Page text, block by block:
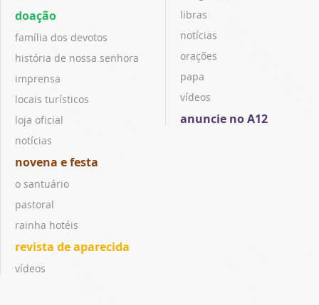
doação
família dos devotos
história de nossa senhora
imprensa
locais turísticos
loja oficial
notícias
novena e festa
o santuário
pastoral
rainha hotéis
revista de aparecida
vídeos
libras
notícias
orações
papa
vídeos
anuncie no A12